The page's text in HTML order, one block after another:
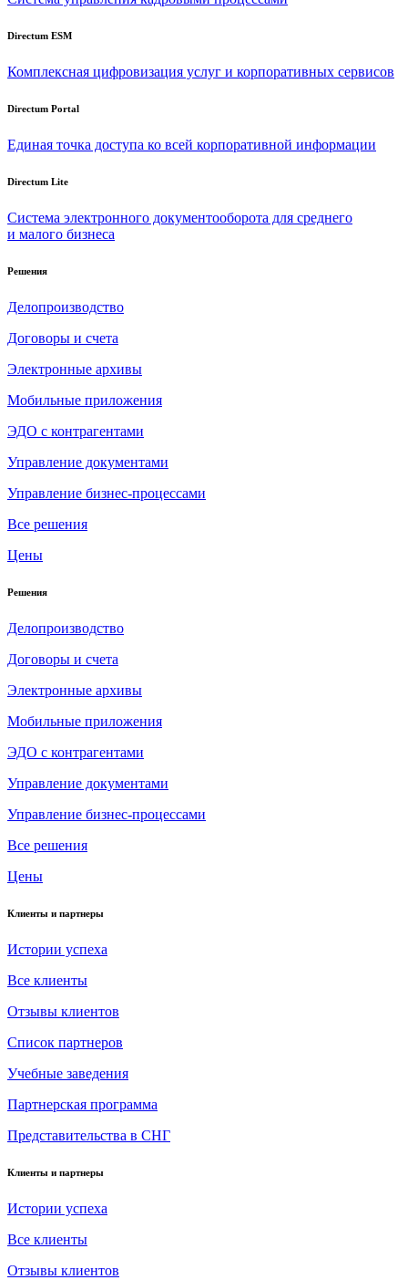
Directum ESM
Комплексная цифровизация услуг и корпоративных сервисов
Directum Portal
Единая точка доступа ко всей корпоративной информации
Directum Lite
Система электронного документооборота для среднего
и малого бизнеса
Решения
Делопроизводство
Договоры и счета
Электронные архивы
Мобильные приложения
ЭДО с контрагентами
Управление документами
Управление бизнес-процессами
Все решения
Цены
Решения
Делопроизводство
Договоры и счета
Электронные архивы
Мобильные приложения
ЭДО с контрагентами
Управление документами
Управление бизнес-процессами
Все решения
Цены
Клиенты и партнеры
Истории успеха
Все клиенты
Отзывы клиентов
Список партнеров
Учебные заведения
Партнерская программа
Представительства в СНГ
Клиенты и партнеры
Истории успеха
Все клиенты
Отзывы клиентов